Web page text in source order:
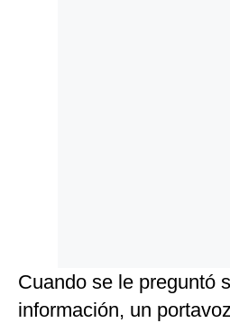
Cuando se le preguntó
información, un